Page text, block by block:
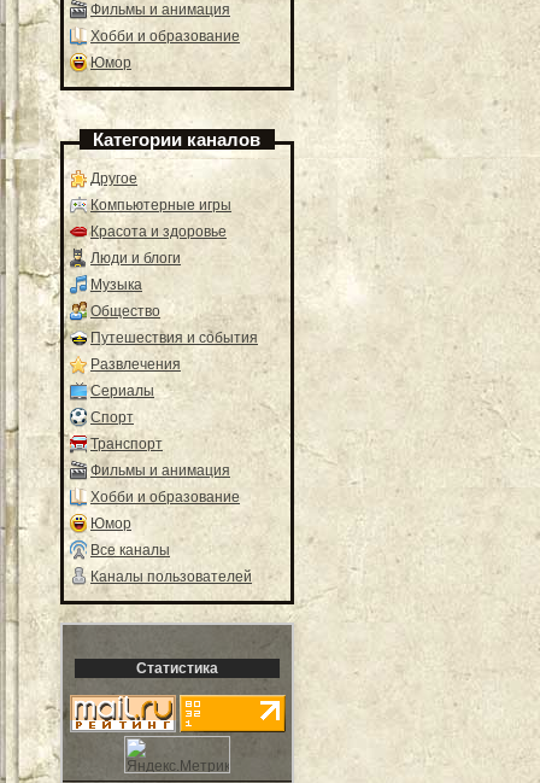
Фильмы и анимация
Хобби и образование
Юмор
Категории каналов
Другое
Компьютерные игры
Красота и здоровье
Люди и блоги
Музыка
Общество
Путешествия и события
Развлечения
Сериалы
Спорт
Транспорт
Фильмы и анимация
Хобби и образование
Юмор
Все каналы
Каналы пользователей
Статистика